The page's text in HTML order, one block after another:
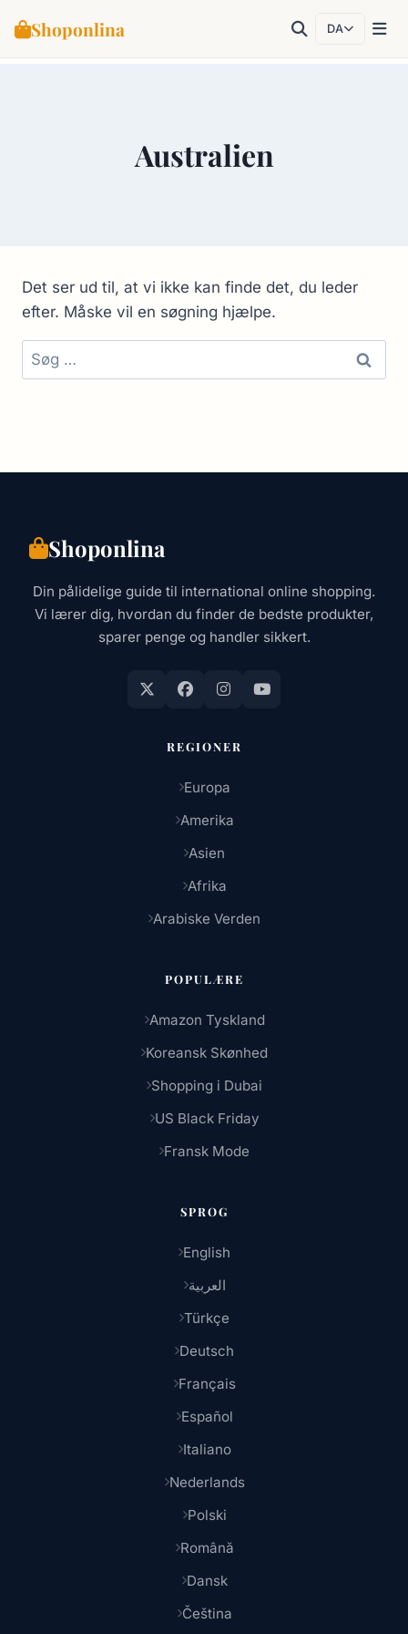
Shoponlina DA
Australien
Det ser ud til, at vi ikke kan finde det, du leder
efter. Måske vil en søgning hjælpe.
Søg
efter:
Shoponlina
Din pålidelige guide til international online shopping.
Vi lærer dig, hvordan du finder de bedste produkter,
sparer penge og handler sikkert.
REGIONER
Europa
Amerika
Asien
Afrika
Arabiske Verden
POPULÆRE
Amazon Tyskland
Koreansk Skønhed
Shopping i Dubai
US Black Friday
Fransk Mode
SPROG
English
العربية
Türkçe
Deutsch
Français
Español
Italiano
Nederlands
Polski
Română
Dansk
Čeština